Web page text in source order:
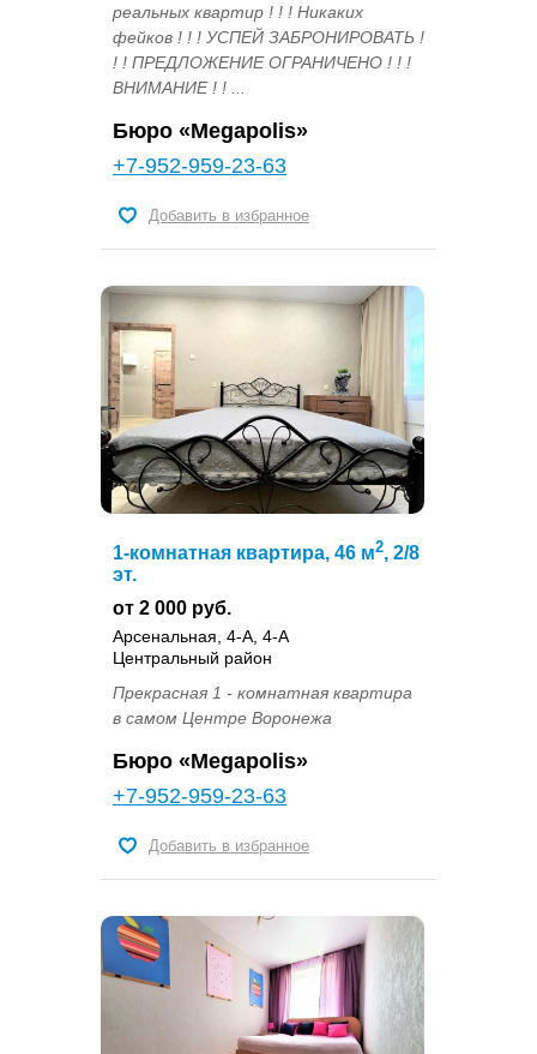
реальных квартир ! ! ! Никаких
фейков ! ! ! УСПЕЙ ЗАБРОНИРОВАТЬ !
! ! ПРЕДЛОЖЕНИЕ ОГРАНИЧЕНО ! ! !
ВНИМАНИЕ ! ! ...
Бюро «Megapolis»
+7-952-959-23-63
Добавить в избранное
1-комнатная квартира, 46 м2, 2/8
эт.
от 2 000 руб.
Арсенальная, 4-А, 4-А
Центральный район
Прекрасная 1 - комнатная квартира
в самом Центре Воронежа
Бюро «Megapolis»
+7-952-959-23-63
Добавить в избранное